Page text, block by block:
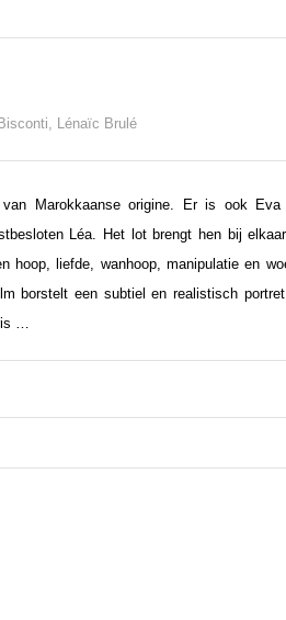
Lénaïc Brulé
Marokkaanse origine. Er is ook Eva
Léa. Het lot brengt hen bij
hoop, liefde, wanhoop, manipulatie en
borstelt een subtiel en realistisch
…